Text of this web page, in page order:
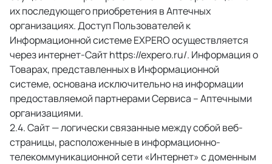
их последующего приобретения в Аптечных
организациях. Доступ Пользователей к
Информационной системе EXPERO осуществляется
через интернет-Сайт https://expero.ru/. Информация о
Товарах, представленных в Информационной
системе, основана исключительно на информации
предоставляемой партнерами Сервиса – Аптечными
организациями.
Сайт — логически связанные между собой веб-
страницы, расположенные в информационно-
телекоммуникационной сети «Интернет» с доменным